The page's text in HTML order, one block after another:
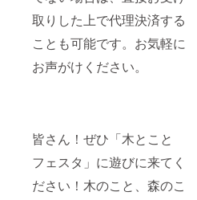
取りした上で代理決済する
ことも可能です。お気軽に
お声がけください。
皆さん！ぜひ「木とこと
フェスタ」に遊びに来てく
ださい！木のこと、森のこ